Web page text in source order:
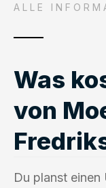
ALLE
Was
von
Du planst